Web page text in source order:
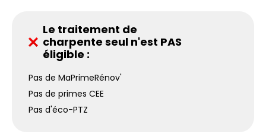
Le traitement de
charpente seul n'est PAS
éligible :
Pas de MaPrimeRénov'
Pas de primes CEE
Pas d'éco-PTZ